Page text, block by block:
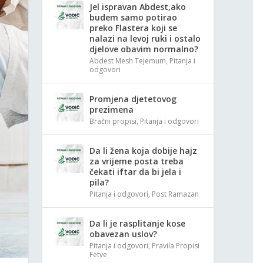
Jel ispravan Abdest,ako
budem samo potirao
preko Flastera koji se
nalazi na levoj ruki i ostalo
djelove obavim normalno?
Abdest Mesh Tejemum, Pitanja i
odgovori
Promjena djetetovog
prezimena
Bračni propisi, Pitanja i odgovori
Da li žena koja dobije hajz
za vrijeme posta treba
čekati iftar da bi jela i
pila?
Pitanja i odgovori, Post Ramazan
Da li je rasplitanje kose
obavezan uslov?
Pitanja i odgovori, Pravila Propisi
Fetve